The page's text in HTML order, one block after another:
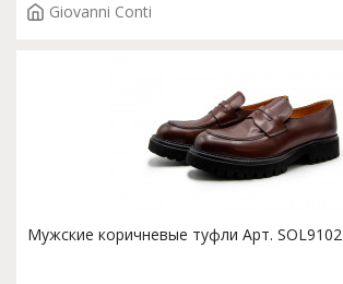
Giovanni Conti
Мужские коричневые туфли Арт. SOL9102